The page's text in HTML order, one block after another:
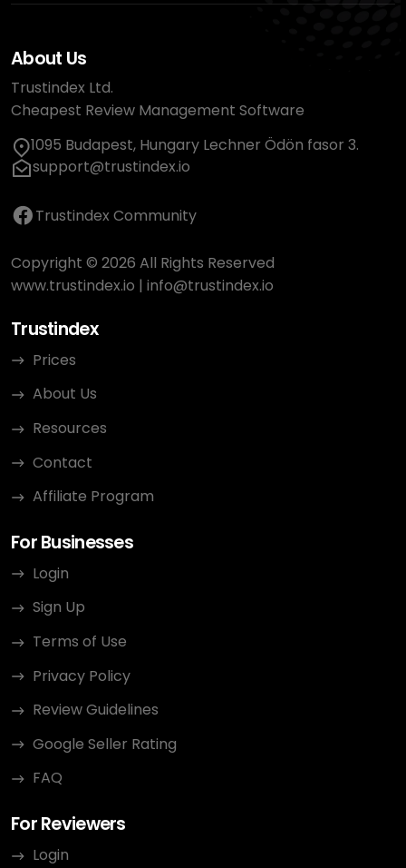
About Us
Trustindex Ltd.
Cheapest Review Management Software
1095 Budapest, Hungary Lechner Ödön fasor 3.
support@trustindex.io
Trustindex Community
Copyright © 2026 All Rights Reserved
www.trustindex.io | info@trustindex.io
Trustindex
Prices
About Us
Resources
Contact
Affiliate Program
For Businesses
Login
Sign Up
Terms of Use
Privacy Policy
Review Guidelines
Google Seller Rating
FAQ
For Reviewers
Login